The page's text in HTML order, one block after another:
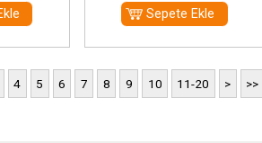
Sepete Ekle
4 5 6 7 8 9 10 11-20 > >>